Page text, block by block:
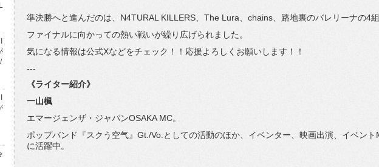
準決勝へと進んだのは、N4TURAL KILLERS、The Lura、chains、路地裏のバレリーナの4組
ファイナルに向かっての熱い戦いが繰り広げられました。
気になる情報は公式Xなどをチェック！！ 応援よろしくお願いします！！
---
《ライター紹介》
一山楓
エマージェンザ・ジャパンOSAKA MC。
ポップバンド『スクう空气』Gt./Vo.としての活動のほか、 イベンター、映画出演、イベント
に活躍中。